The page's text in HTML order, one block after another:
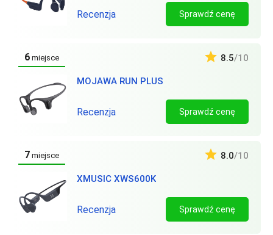
Recenzja Sprawdź cenę
6 miejsce
MOJAWA RUN PLUS
8.5/10
Recenzja Sprawdź cenę
7 miejsce
XMUSIC XWS600K
8.0/10
Recenzja Sprawdź cenę